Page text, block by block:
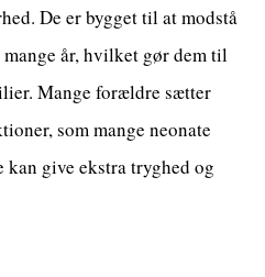
De er bygget til at modstå
år, hvilket gør dem til
Mange forældre sætter
som mange neonate
kan give ekstra tryghed og